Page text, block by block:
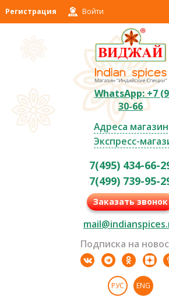
Регистрация Войти
WhatsApp: +7
30-66
Адреса
Экспресс-
7(495) 434-66-
7(499) 739-95-
Заказать звонок
Подписка на
РУС ENG